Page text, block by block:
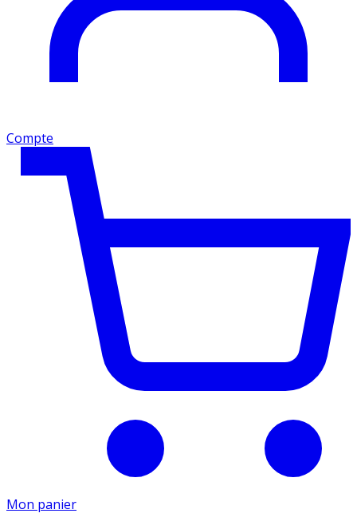
Compte
Mon panier